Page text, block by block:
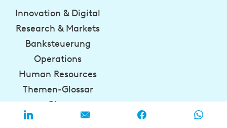
Innovation & Digital
Research & Markets
Banksteuerung
Operations
Human Resources
Themen-Glossar
Blog